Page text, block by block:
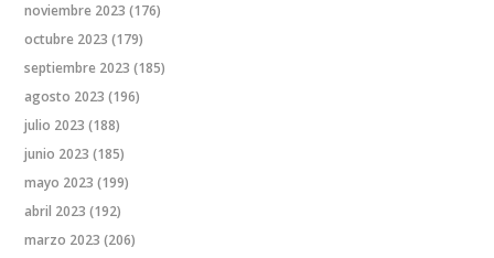
noviembre 2023 (176)
octubre 2023 (179)
septiembre 2023 (185)
agosto 2023 (196)
julio 2023 (188)
junio 2023 (185)
mayo 2023 (199)
abril 2023 (192)
marzo 2023 (206)